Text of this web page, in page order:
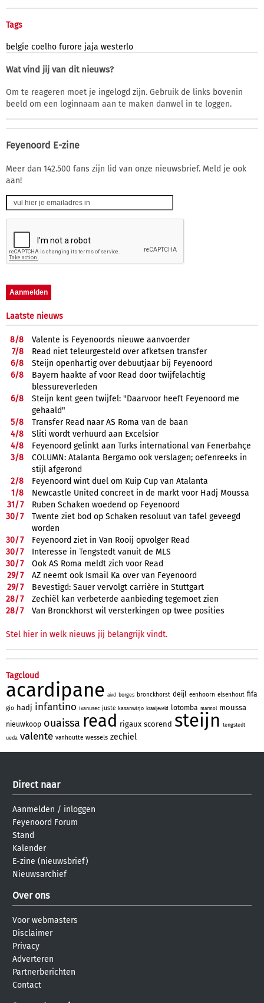
Tags
belgie coelho furore jaja westerlo
Wat vind jij van dit nieuws?
Om te reageren moet je ingelogd zijn. Gebruik de links bovenin
beeld om een loginnaam aan te maken danwel in te loggen.
Feyenoord E-zine
Meer dan 142.500 fans zijn lid van onze nieuwsbrief. Meld je ook
aan!
Laatste nieuws
8/8
Valente is Feyenoords nieuwe aanvoerder
7/8
Read niet teleurgesteld over afketsen transfer
6/8
Steijn openhartig over debuutjaar bij Feyenoord
6/8
Bayern haakte af voor Read door twijfelachtig
blessureverleden
6/8
Steijn kent geen twijfel: "Daarvoor heeft Feyenoord me
gehaald"
5/8
Transfer Read naar AS Roma van de baan
4/8
Sliti wordt verhuurd aan Excelsior
4/8
Feyenoord gelinkt aan Turks international van Fenerbahçe
3/8
COLUMN: Atalanta Bergamo ook verslagen; oefenreeks in
stijl afgerond
2/8
Feyenoord wint duel om Kuip Cup van Atalanta
1/8
Newcastle United concreet in de markt voor Hadj Moussa
31/7
Ruben Schaken woedend op Feyenoord
30/7
Twente ziet bod op Schaken resoluut van tafel geveegd
worden
30/7
Feyenoord ziet in Van Rooij opvolger Read
30/7
Interesse in Tengstedt vanuit de MLS
30/7
Ook AS Roma meldt zich voor Read
29/7
AZ neemt ook Ismail Ka over van Feyenoord
29/7
Bevestigd: Sauer vervolgt carrière in Stuttgart
28/7
Zechiël kan verbeterde aanbieding tegemoet zien
28/7 Van Bronckhorst wil versterkingen op twee posities
Stel hier in welk nieuws jij belangrijk vindt.
Tagcloud
acardipane aivd borges bronckhorst deijl eenhoorn elsenhout fifa
gio hadj infantino ivanusec juste kasanwirjo kraaijeveld lotomba marmol moussa
nieuwkoop ouaissa read rigaux scorend steijn tengstedt
ueda valente vanhoutte wessels zechiel
Direct naar
Aanmelden / inloggen
Feyenoord Forum
Stand
Kalender
E-zine (nieuwsbrief)
Nieuwsarchief
Over ons
Voor webmasters
Disclaimer
Privacy
Adverteren
Partnerberichten
Contact